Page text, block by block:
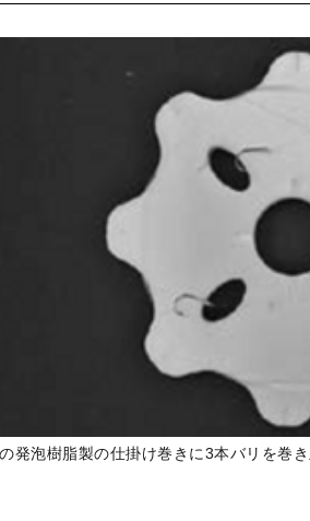
発泡樹脂製の仕掛け巻きに3本バリを巻